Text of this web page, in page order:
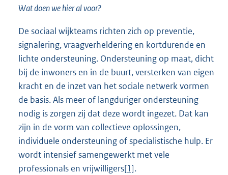
Wat doen we hier al voor?
De sociaal wijkteams richten zich op preventie,
signalering, vraagverheldering en kortdurende en
lichte ondersteuning. Ondersteuning op maat, dicht
bij de inwoners en in de buurt, versterken van eigen
kracht en de inzet van het sociale netwerk vormen
de basis. Als meer of langduriger ondersteuning
nodig is zorgen zij dat deze wordt ingezet. Dat kan
zijn in de vorm van collectieve oplossingen,
individuele ondersteuning of specialistische hulp. Er
wordt intensief samengewerkt met vele
professionals en vrijwilligers[1].